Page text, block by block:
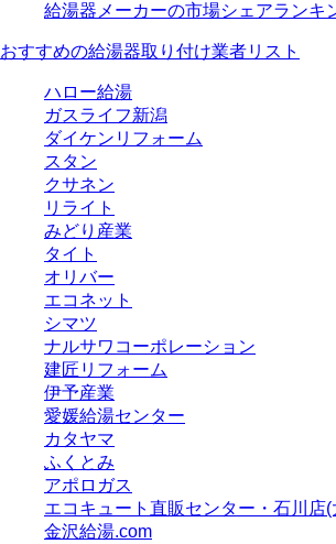
給湯器メーカーの市場シェアランキ
おすすめの給湯器取り付け業者リスト
ハロー給湯
ガスライフ新潟
ダイケンリフォーム
スタン
クサネン
リライト
みどり産業
タイト
オリバー
エコネット
シマツ
ナルサワコーポレーション
建匠リフォーム
伊予産業
愛媛給湯センター
カタヤマ
ふくとみ
アポロガス
エコキュート直販センター・石川店
金沢給湯.com